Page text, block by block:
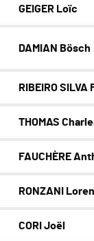
GEIGER Loïc
DAMIAN Bösch
RIBEIRO SILVA
THOMAS
FAUCHÈRE
RONZANI
CORI Joël